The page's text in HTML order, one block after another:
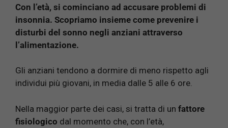
Con l’età, si cominciano ad accusare problemi di
insonnia. Scopriamo insieme come prevenire i
disturbi del sonno negli anziani attraverso
l’alimentazione.
Gli anziani tendono a dormire di meno rispetto agli
individui più giovani, in media dalle 5 alle 6 ore.
Nella maggior parte dei casi, si tratta di un fattore
fisiologico dal momento che, con l’età,